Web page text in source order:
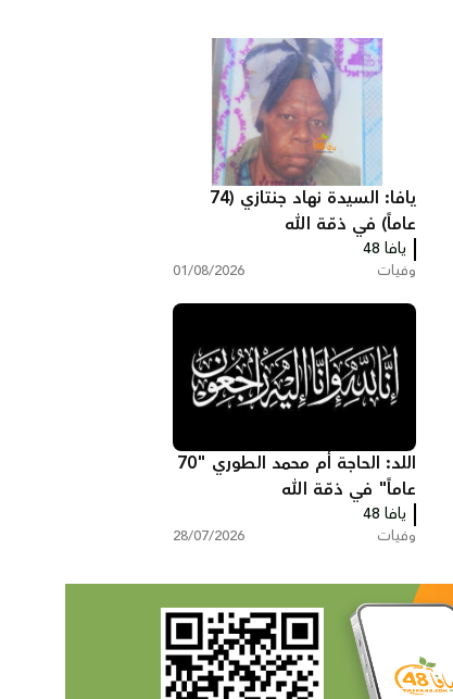
يافا: السيدة نهاد جنتازي (74
عاماً) في ذمّة الله
يافا 48
وفيات 01/08/2026
اللد: الحاجة أم محمد الطوري "70
عاماً" في ذمّة الله
يافا 48
وفيات 28/07/2026